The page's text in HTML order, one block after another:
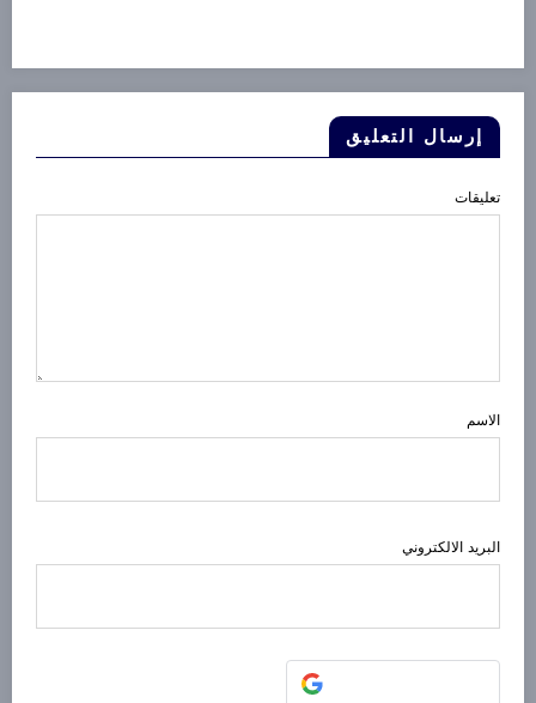
إرسال التعليق
تعليقات
الاسم
البريد الالكتروني